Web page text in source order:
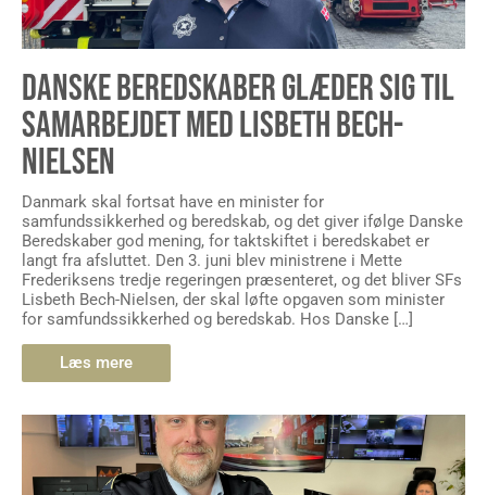
DANSKE BEREDSKABER GLÆDER SIG TIL
SAMARBEJDET MED LISBETH BECH-
NIELSEN
Danmark skal fortsat have en minister for
samfundssikkerhed og beredskab, og det giver ifølge Danske
Beredskaber god mening, for taktskiftet i beredskabet er
langt fra afsluttet. Den 3. juni blev ministrene i Mette
Frederiksens tredje regeringen præsenteret, og det bliver SFs
Lisbeth Bech-Nielsen, der skal løfte opgaven som minister
for samfundssikkerhed og beredskab. Hos Danske […]
Læs mere